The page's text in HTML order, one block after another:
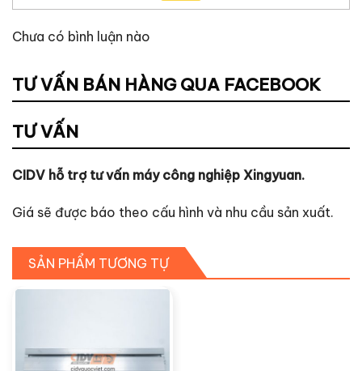
Chưa có bình luận nào
TƯ VẤN BÁN HÀNG QUA FACEBOOK
TƯ VẤN
CIDV hỗ trợ tư vấn máy công nghiệp Xingyuan.
Giá sẽ được báo theo cấu hình và nhu cầu sản xuất.
SẢN PHẨM TƯƠNG TỰ